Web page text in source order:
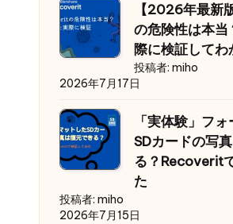
【2026年最新
の危険性は本当
際に検証してわ
投稿者: miho
2026年7月17日
「実体験」フ
SDカードの写
る？Recoverit
た
投稿者: miho
2026年7月15日